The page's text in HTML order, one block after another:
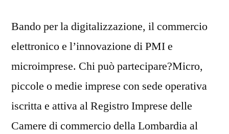
Bando per la digitalizzazione, il commercio
elettronico e l’innovazione di PMI e
microimprese. Chi può partecipare?Micro,
piccole o medie imprese con sede operativa
iscritta e attiva al Registro Imprese delle
Camere di commercio della Lombardia al